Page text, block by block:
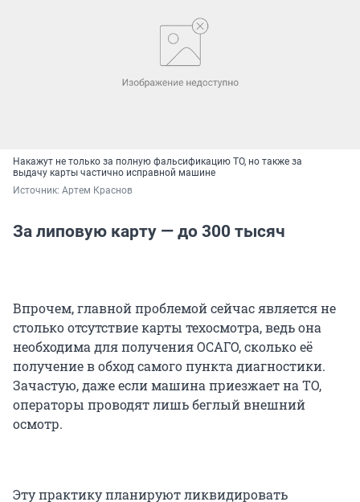
Накажут не только за полную фальсификацию ТО, но также за
выдачу карты частично исправной машине
Источник: Артем Краснов
За липовую карту — до 300 тысяч
Впрочем, главной проблемой сейчас является не
столько отсутствие карты техосмотра, ведь она
необходима для получения ОСАГО, сколько её
получение в обход самого пункта диагностики.
Зачастую, даже если машина приезжает на ТО,
операторы проводят лишь беглый внешний
осмотр.
Эту практику планируют ликвидировать